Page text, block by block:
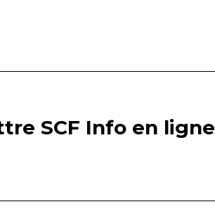
SCF Info en ligne